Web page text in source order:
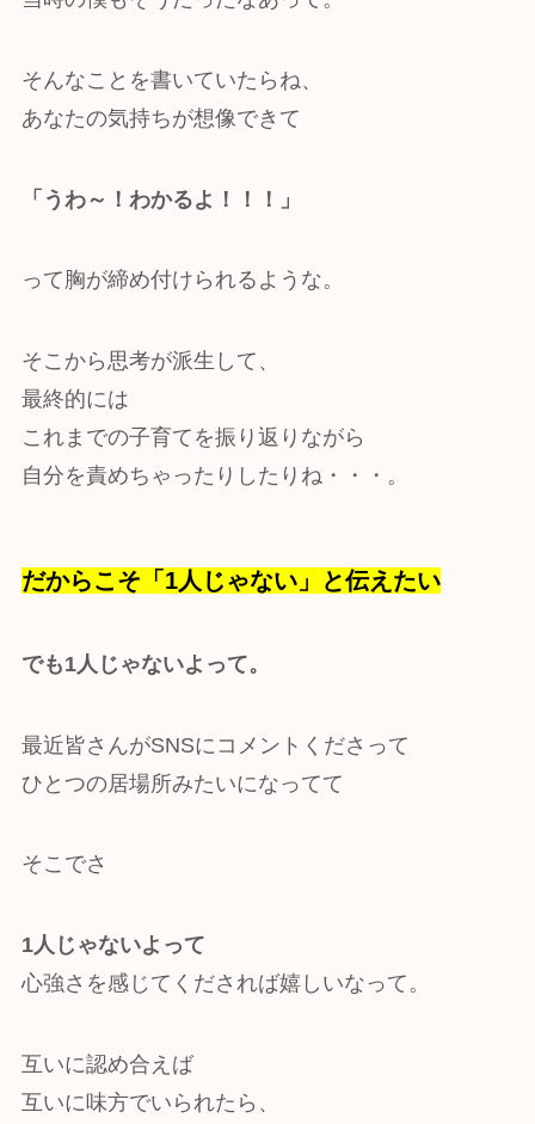
そんなことを書いていたらね、
あなたの気持ちが想像できて
「うわ～！わかるよ！！！」
って胸が締め付けられるような。
そこから思考が派生して、
最終的には
これまでの子育てを振り返りながら
自分を責めちゃったりしたりね・・・。
だからこそ「1人じゃない」と伝えたい
でも1人じゃないよって。
最近皆さんがSNSにコメントくださって
ひとつの居場所みたいになってて
そこでさ
1人じゃないよって
心強さを感じてくだされば嬉しいなって。
互いに認め合えば
互いに味方でいられたら、